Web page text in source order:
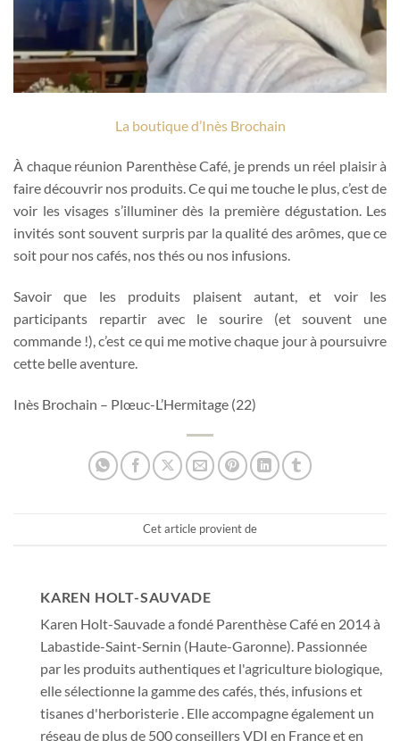
La boutique d’Inès Brochain
À chaque réunion Parenthèse Café, je prends un réel plaisir à
faire découvrir nos produits. Ce qui me touche le plus, c’est de
voir les visages s’illuminer dès la première dégustation. Les
invités sont souvent surpris par la qualité des arômes, que ce
soit pour nos cafés, nos thés ou nos infusions.
Savoir que les produits plaisent autant, et voir les
participants repartir avec le sourire (et souvent une
commande !), c’est ce qui me motive chaque jour à poursuivre
cette belle aventure.
Inès Brochain – Plœuc-L’Hermitage (22)
Cet article provient de
KAREN HOLT-SAUVADE
Karen Holt-Sauvade a fondé Parenthèse Café en 2014 à
Labastide-Saint-Sernin (Haute-Garonne). Passionnée
par les produits authentiques et l'agriculture biologique,
elle sélectionne la gamme des cafés, thés, infusions et
tisanes d'herboristerie . Elle accompagne également un
réseau de plus de 500 conseillers VDI en France et en